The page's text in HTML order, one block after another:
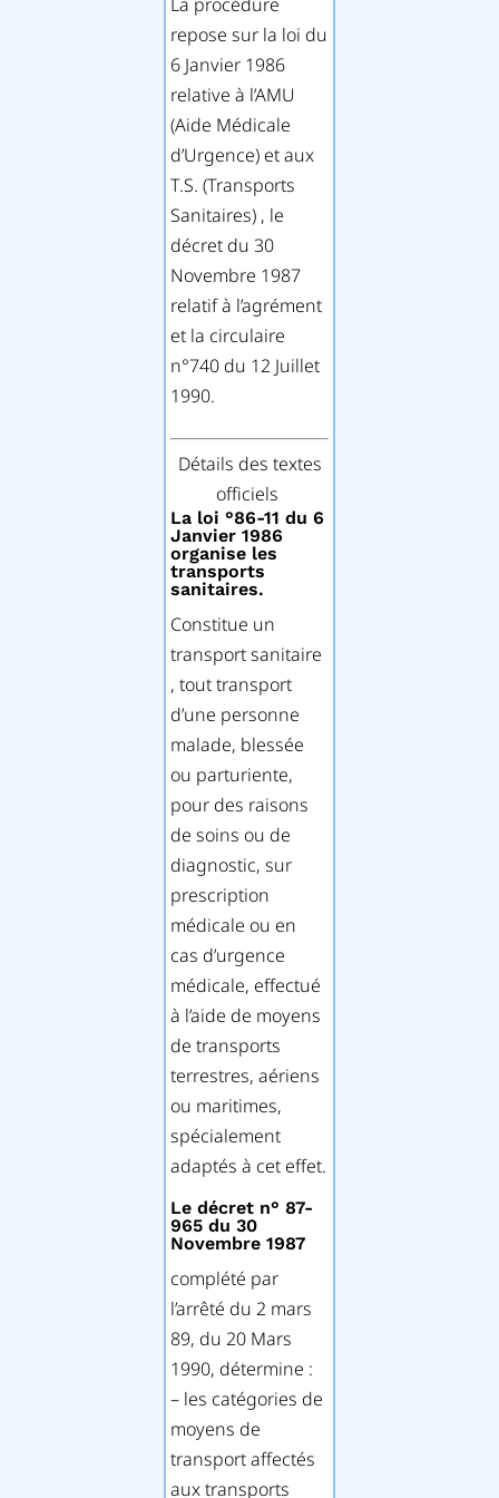
repose sur la loi du
6 Janvier 1986
relative à l’AMU
(Aide Médicale
d’Urgence) et aux
T.S. (Transports
Sanitaires) , le
décret du 30
Novembre 1987
relatif à l’agrément
et la circulaire
n°740 du 12 Juillet
1990.
Détails des textes
officiels
La loi °86-11 du 6
Janvier 1986
organise les
transports
sanitaires.
Constitue un
transport sanitaire
, tout transport
d’une personne
malade, blessée
ou parturiente,
pour des raisons
de soins ou de
diagnostic, sur
prescription
médicale ou en
cas d’urgence
médicale, effectué
à l’aide de moyens
de transports
terrestres, aériens
ou maritimes,
spécialement
adaptés à cet effet.
Le décret n° 87-
965 du 30
Novembre 1987
complété par
l’arrêté du 2 mars
89, du 20 Mars
1990, détermine :
– les catégories de
moyens de
transport affectés
aux transports